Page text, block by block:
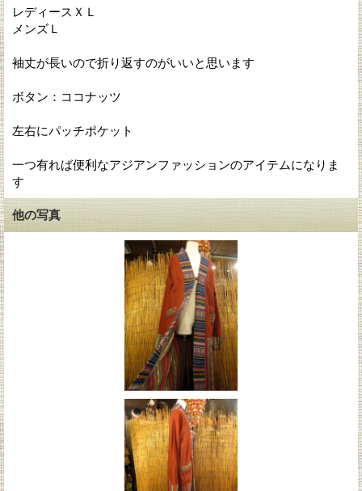
レディースＸＬ
メンズＬ
袖丈が長いので折り返すのがいいと思います
ボタン：ココナッツ
左右にパッチポケット
一つ有れば便利なアジアンファッションのアイテムになりま
す
他の写真